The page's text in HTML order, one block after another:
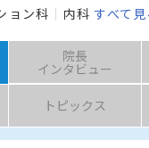
ョン科
内科 すべて見
院長
インタビュー
トピックス